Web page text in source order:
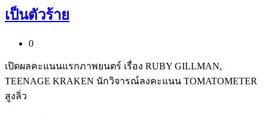
เป็นตัวร้าย
0
เปิดผลคะแนนแรกภาพยนตร์ เรื่อง RUBY GILLMAN,
TEENAGE KRAKEN นักวิจารณ์ลงคะแนน TOMATOMETER
สูงลิ่ว